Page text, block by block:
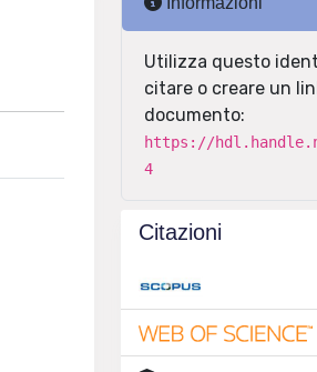
Utilizza questo
citare o creare un
documento:
https://
4
Citazioni